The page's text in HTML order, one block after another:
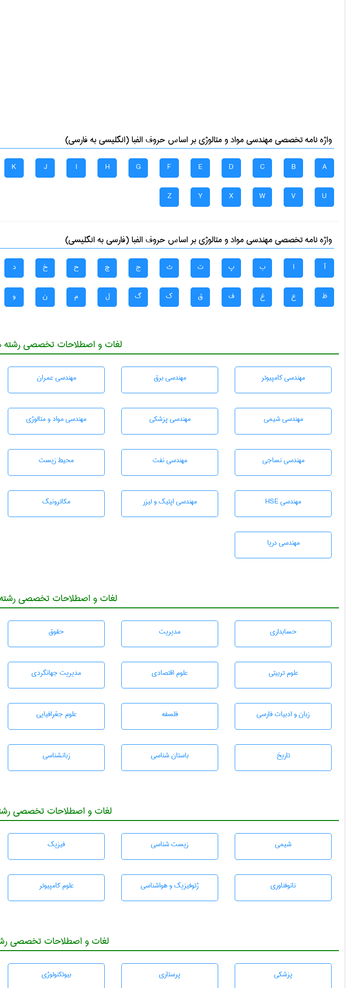
واژه نامه تخصصیمهندسی مواد و متالوژیبر اساس حروف الفبا (انگلیسی به فارسی)
A
B
C
D
E
F
G
H
I
J
K
U
V
W
X
Y
Z
واژه نامه تخصصیمهندسی مواد و متالوژیبر اساس حروف الفبا (فارسی به انگلیسی)
آ ا ب پ ت ث ج چ ح خ د
ظ ع غ ف ق ک گ ل م ن و
لغات و اصطلاحات تخصصی رشته
مهندسی كامپيوتر مهندسی برق مهندسی عمران
مهندسي شيمی مهندسی پزشکی مهندسی مواد و متالوژی
مهندسي نساجی مهندسی نفت محيط زيست
مهندسی HSE مهندسی اپتیک و لیزر مکاترونیک
مهندسی دریا
لغات و اصطلاحات تخصصی رشته
حسابداری مديريت حقوق
علوم تربيتی علوم اقتصادی مديريت جهانگردی
زبان و ادبيات فارسی فلسفه علوم جغرافيايی
تاريخ باستان شناسی زبانشناسی
لغات و اصطلاحات تخصصی
شيمی زيست شناسی فیزیک
نانوفناوری ژئوفيزيك و هواشناسی علوم کامپیوتر
لغات و اصطلاحات تخصصی
پزشكی پرستاری بيوتكنولوژی